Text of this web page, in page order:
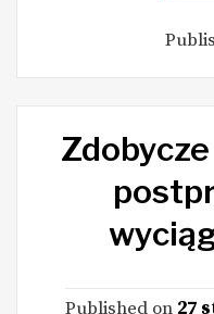
Published on 27